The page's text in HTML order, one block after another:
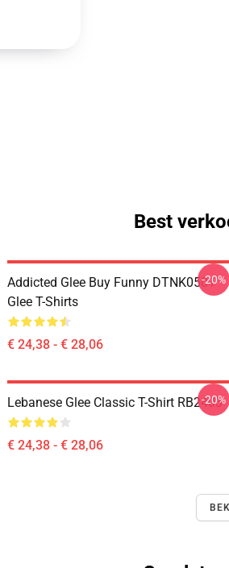
Best
Addicted Glee Buy Funny DTNK0501
Glee T-Shirts
€ 24,38 - € 28,06
-20%
Lebanese Glee Classic T-Shirt RB2403
€ 24,38 - € 28,06
-20%